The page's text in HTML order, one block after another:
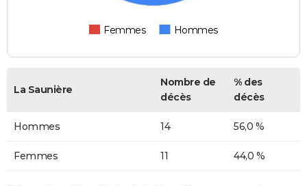
Femmes Hommes
La Saunière
Nombre de
décès
% des
décès
Hommes 14 56,0 %
Femmes 11 44,0 %